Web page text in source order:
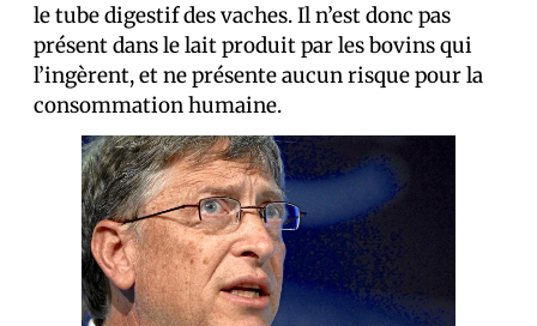
le tube digestif des vaches. Il n’est donc pas
présent dans le lait produit par les bovins qui
l’ingèrent, et ne présente aucun risque pour la
consommation humaine.